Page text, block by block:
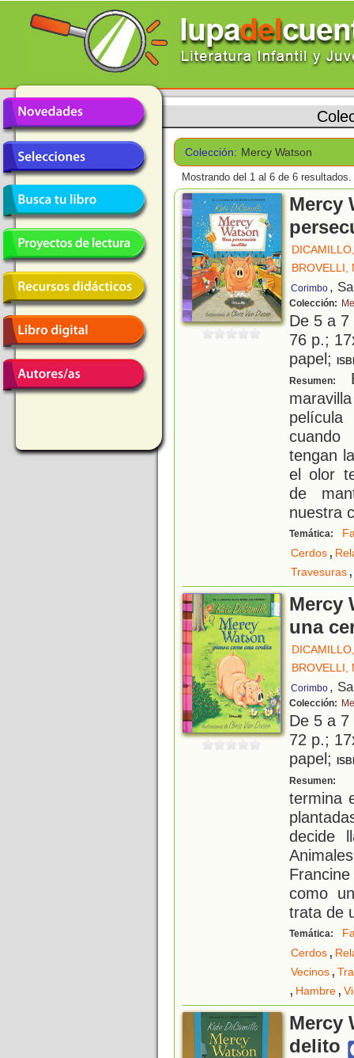
Colección: Mercy Watson
Mostrando del 1 al 6 de 6 resultados.
Mercy
BROVELLI,
Corimbo ,
Colección:
De 5 a
76 p.;
papel;
Resumen:
tengan
el olor
de
nuestra
Temática:
Cerdos,
Travesuras,
Mercy
una
BROVELLI,
Corimbo ,
Colección:
De 5 a
72 p.;
papel;
Resumen:
termina
decide
como
trata de
Temática:
Cerdos,
Vecinos,
, Hambre,
Mercy
delito